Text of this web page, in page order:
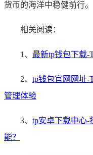
货币的海洋中稳健前行。
相关阅读：
1、 最新tp钱包下载-
2、 tp钱包官网网址-
管理体验
3、 tp安卓下载中心-
能？